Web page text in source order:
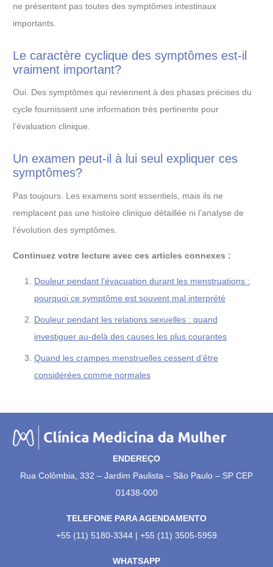
ne présentent pas toutes des symptômes intestinaux
importants.
Le caractère cyclique des symptômes est-il
vraiment important?
Oui. Des symptômes qui reviennent à des phases précises du
cycle fournissent une information très pertinente pour
l’évaluation clinique.
Un examen peut-il à lui seul expliquer ces
symptômes?
Pas toujours. Les examens sont essentiels, mais ils ne
remplacent pas une histoire clinique détaillée ni l’analyse de
l’évolution des symptômes.
Continuez votre lecture avec ces articles connexes :
Douleur pendant l’évacuation durant les menstruations :
pourquoi ce symptôme est souvent mal interprété
Douleur pendant les relations sexuelles : quand
investiguer au-delà des causes les plus courantes
Quand les crampes menstruelles cessent d’être
considérées comme normales
ENDEREÇO
Rua Colômbia, 332 – Jardim Paulista – São Paulo – SP CEP
01438-000
TELEFONE PARA AGENDAMENTO
+55 (11) 5180-3344 | +55 (11) 3505-5959
WHATSAPP